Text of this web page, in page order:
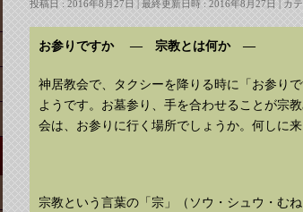
投稿日 : 2016年8月27日 最終更新日時 : 2016年8月27日 カ
お参りですか ― 宗教とは何か ―
神居教会で、タクシーを降りる時に「お参り
ようです。お墓参り、手を合わせることが宗
会は、お参りに行く場所でしょうか。何しに
宗教という言葉の「宗」（ソウ・シュウ・むね